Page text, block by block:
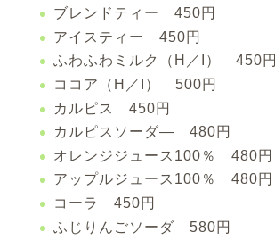
ブレンドティー 450円
アイスティー 450円
ふわふわミルク（H／I） 450円
ココア（H／I） 500円
カルピス 450円
カルピスソーダ― 480円
オレンジジュース100％ 480円
アップルジュース100％ 480円
コーラ 450円
ふじりんごソーダ 580円